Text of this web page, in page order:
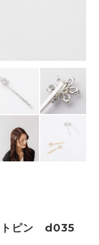
トピン d035